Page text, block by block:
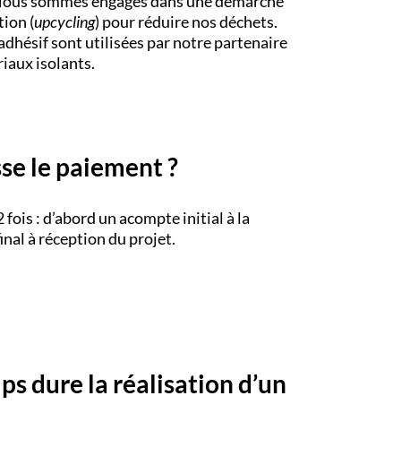
(upcycling) pour réduire nos déchets.
sont utilisées par notre partenaire
isolants.
le paiement ?
fois : d’abord un acompte initial à la
à réception du projet.
dure la réalisation d’un